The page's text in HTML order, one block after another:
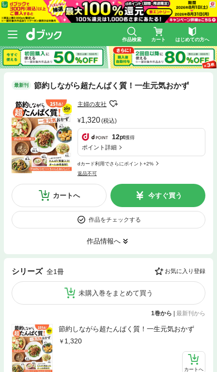
作品検索 カート はじめての方へ
最新刊 節約しながら超たんぱく質！一生元気おかず
主婦の友社
1,320(税込)
12pt獲得
ポイント詳細
dカード利用でさらにポイント+2%
返品不可
カートへ 今すぐ買う
作品をチェックする
作品情報へ
シリーズ 全1冊 お気に入り登録
未購入巻をまとめて買う
1巻から 最新刊から
節約しながら超たんぱく質！一生元気おかず
1,320
カートへ